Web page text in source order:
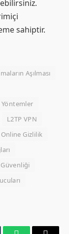
sahiptir.
Aşılması
Yöntemler
L2TP VPN
Online Gizlilik